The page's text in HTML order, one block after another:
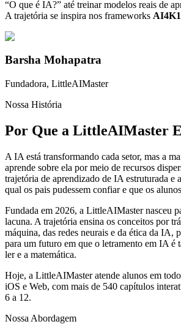
“O que é IA?” até treinar modelos reais de
A trajetória se inspira nos frameworks
Barsha Mohapatra
Fundadora, LittleAIMaster
Nossa História
Por Que a LittleAIMaster
A IA está transformando cada setor, mas a
aprende sobre ela por meio de recursos
trajetória de aprendizado de IA estruturada e
qual os pais pudessem confiar e que os
Fundada em 2026, a LittleAIMaster nasceu
lacuna. A trajetória ensina os conceitos por
máquina, das redes neurais e da ética da IA,
para um futuro em que o letramento em IA é
ler e a matemática.
Hoje, a LittleAIMaster atende alunos em
iOS e Web, com mais de 540 capítulos
6 a 12.
Nossa Abordagem